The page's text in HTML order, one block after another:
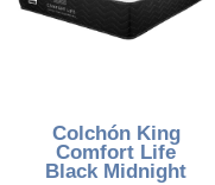
Colchón King
Comfort Life
Black Midnight